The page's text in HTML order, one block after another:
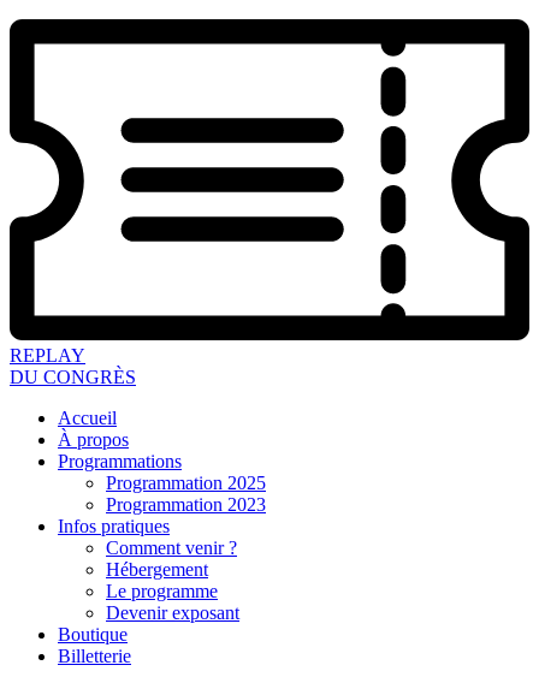
REPLAY
DU CONGRÈS
Accueil
À propos
Programmations
Programmation 2025
Programmation 2023
Infos pratiques
Comment venir ?
Hébergement
Le programme
Devenir exposant
Boutique
Billetterie